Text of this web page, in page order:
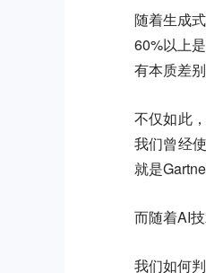
随着生成
60%以上
有本质差
不仅如此
我们曾经
就是
而随着AI
我们如何